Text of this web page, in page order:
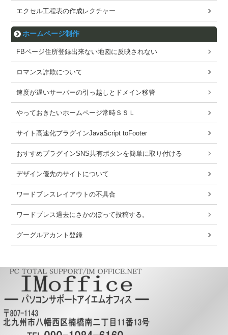
エクセル工程表の作成レクチャー
ホームページ制作
FBページ住所登録出来ない地図に反映されない
ロマンス詐欺について
速度が遅いサーバーの引っ越しとドメイン移管
やっておきたいホームページ常時ＳＳＬ
サイト高速化プラグインJavaScript toFooter
おすすめプラグインSNS共有ボタンを簡単に取り付ける
デザイン優先のサイトについて
ワードブレスレイアウトの不具合
ワードブレス過去にさかのぼって投稿する。
グーグルアカント登録